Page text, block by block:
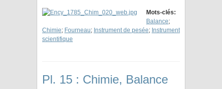
Mots-clés:
Balance;
Chimie; Fourneau; Instrument de pesée; Instrument
scientifique
Pl. 15 : Chimie, Balance